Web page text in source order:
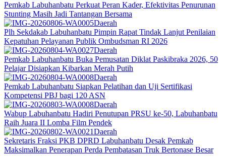
Pemkab Labuhanbatu Perkuat Peran Kader, Efektivitas Penurunan
Stunting Masih Jadi Tantangan Bersama
Daerah
Plh Sekdakab Labuhanbatu Pimpin Rapat Tindak Lanjut Penilaian
Kepatuhan Pelayanan Publik Ombudsman RI 2026
Daerah
Pemkab Labuhanbatu Buka Pemusatan Diklat Paskibraka 2026, 50
Pelajar Disiapkan Kibarkan Merah Putih
Daerah
Pemkab Labuhanbatu Siapkan Pelatihan dan Uji Sertifikasi
Kompetensi PBJ bagi 120 ASN
Daerah
Wabup Labuhanbatu Hadiri Penutupan PRSU ke-50, Labuhanbatu
Raih Juara II Lomba Film Pendek
Daerah
Sekretaris Fraksi PKB DPRD Labuhanbatu Desak Pemkab
Maksimalkan Penerapan Perda Pembatasan Truk Bertonase Besar